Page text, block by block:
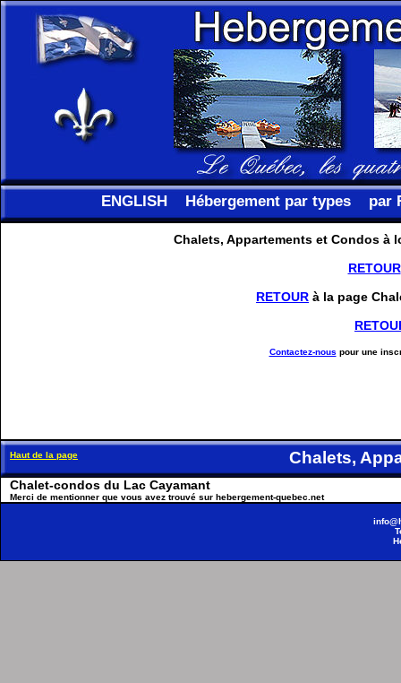
ENGLISH Hébergement par types par
Chalets, Appartements et Condos à
RETOUR
RETOUR à la page
Contactez-nous pour une
Haut de la page Chalets,
Chalet-condos du Lac Cayamant
Merci de mentionner que vous avez trouvé sur hebergement-quebec.net